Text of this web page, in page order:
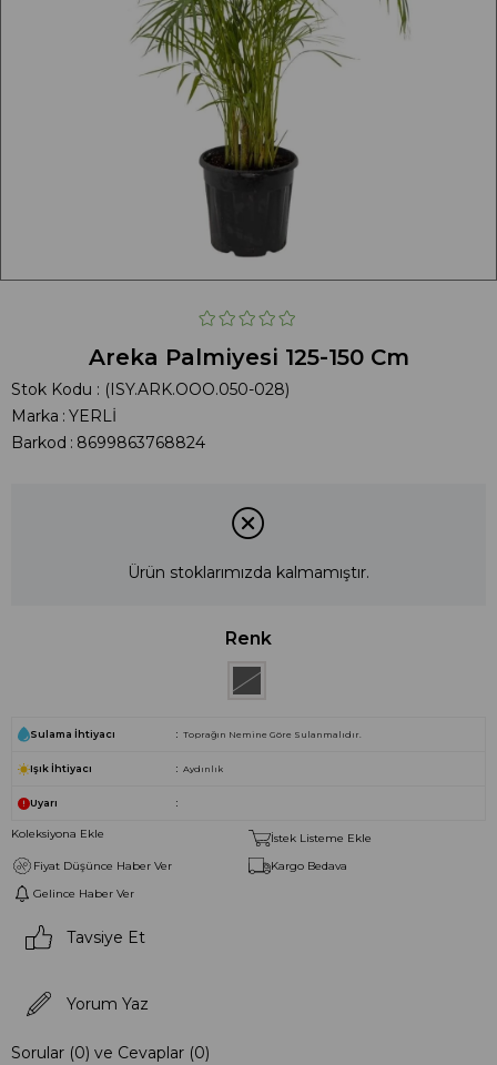
Areka Palmiyesi 125-150 Cm
Stok Kodu
(ISY.ARK.OOO.050-028)
Marka : YERLİ
Barkod : 8699863768824
Ürün stoklarımızda kalmamıştır.
Renk
Sulama İhtiyacı Toprağın Nemine Göre Sulanmalıdır.
Işık İhtiyacı Aydınlık
Uyarı
Koleksiyona Ekle
İstek Listeme Ekle
Fiyat Düşünce Haber Ver
Kargo Bedava
Gelince Haber Ver
Tavsiye Et
Yorum Yaz
Sorular (0) ve Cevaplar (0)